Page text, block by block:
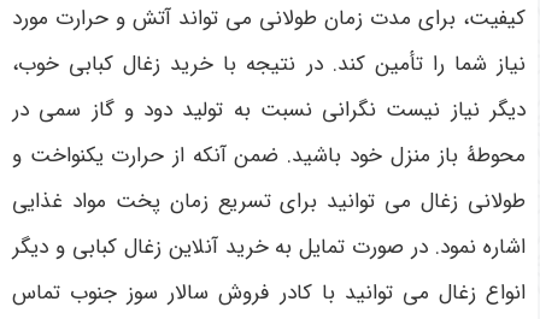
کیفیت، برای مدت زمان طولانی می تواند آتش و حرارت مورد
نیاز شما را تأمین کند. در نتیجه با خرید زغال کبابی خوب،
دیگر نیاز نیست نگرانی نسبت به تولید دود و گاز سمی در
محوطۀ باز منزل خود باشید. ضمن آنکه از حرارت یکنواخت و
طولانی زغال می توانید برای تسریع زمان پخت مواد غذایی
اشاره نمود. در صورت تمایل به خرید آنلاین زغال کبابی و دیگر
انواع زغال می توانید با کادر فروش سالار سوز جنوب تماس